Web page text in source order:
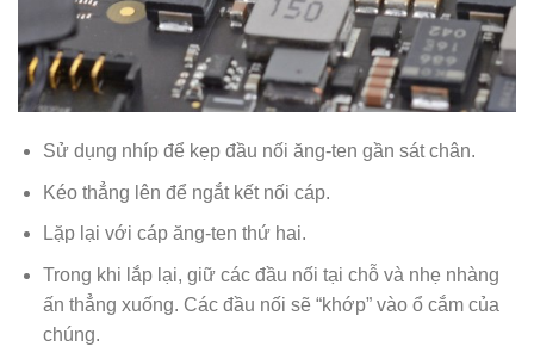
Sử dụng nhíp để kẹp đầu nối ăng-ten gần sát chân.
Kéo thẳng lên để ngắt kết nối cáp.
Lặp lại với cáp ăng-ten thứ hai.
Trong khi lắp lại, giữ các đầu nối tại chỗ và nhẹ nhàng
ấn thẳng xuống. Các đầu nối sẽ “khớp” vào ổ cắm của
chúng.